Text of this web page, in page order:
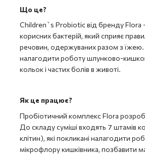
Що це?
Children`s Probiotic від бренду Flora
корисних бактерій, який сприяє
речовин, одержуваних разом з
налагодити роботу шлунково-
кольок і частих болів в животі.
Як це працює?
Пробіотичний комплекс Flora
До складу суміші входять 7 штамів
клітин), які покликані налагодити
мікрофлору кишківника, позбавити